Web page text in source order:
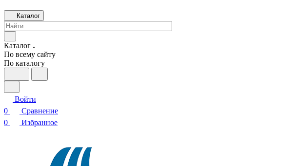
Каталог
Каталог
По всему сайту
По каталогу
Войти
0
Сравнение
0
Избранное